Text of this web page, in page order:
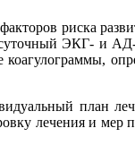
риска
ЭКГ- и
план
лечения и мер